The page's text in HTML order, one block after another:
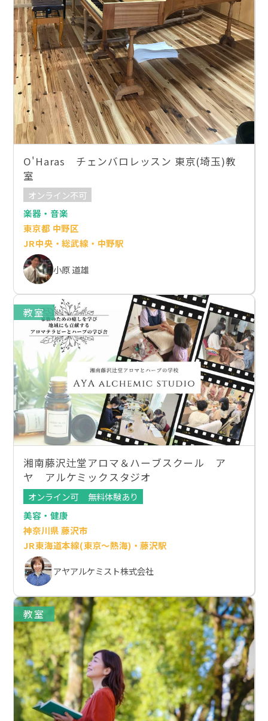
O'Haras チェンバロレッスン 東京(埼玉)教
室
オンライン不可
楽器・音楽
東京都 中野区
JR中央・総武線・中野駅
小原 道雄
教室
湘南藤沢辻堂アロマ＆ハーブスクール ア
ヤ アルケミックスタジオ
オンライン可
無料体験あり
美容・健康
神奈川県 藤沢市
JR東海道本線(東京～熱海)・藤沢駅
アヤアルケミスト株式会社
教室